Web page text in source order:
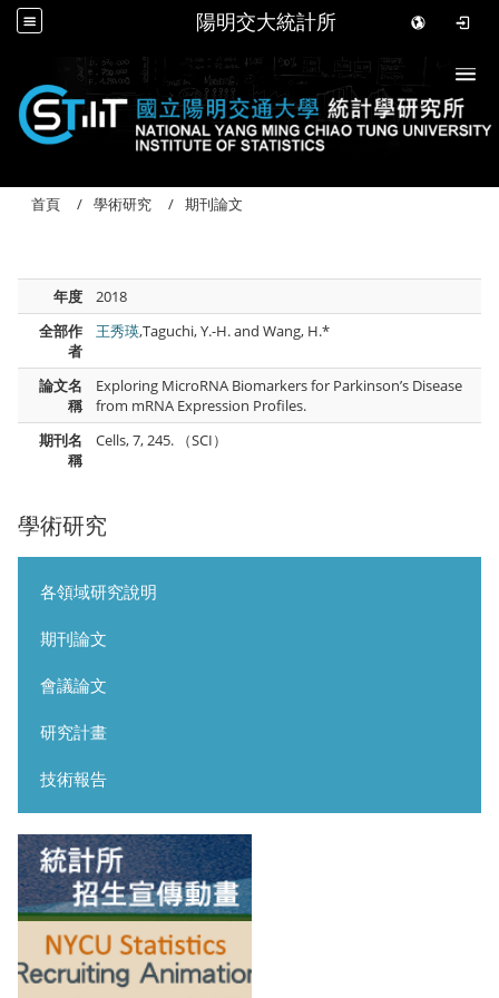
陽明交大統計所
學術研究
各領域研究說明
期刊論文
會議論文
研究計畫
技術報告
首頁 學術研究 期刊論文
年度
2018
全部作
者
王秀瑛,Taguchi, Y.-H. and Wang, H.*
論文名
稱
Exploring MicroRNA Biomarkers for Parkinson’s Disease
from mRNA Expression Profiles.
期刊名
稱
Cells, 7, 245. （SCI）